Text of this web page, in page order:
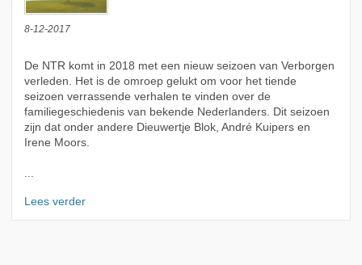
8-12-2017
De NTR komt in 2018 met een nieuw seizoen van Verborgen
verleden. Het is de omroep gelukt om voor het tiende
seizoen verrassende verhalen te vinden over de
familiegeschiedenis van bekende Nederlanders. Dit seizoen
zijn dat onder andere Dieuwertje Blok, André Kuipers en
Irene Moors.
...
Lees verder